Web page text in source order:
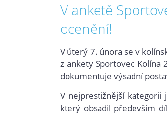
V anketě
ocenění!
V úterý 7. února se v
z ankety Sportovec Kolína
dokumentuje výsadní
V nejprestižnější kategorii
který obsadil především